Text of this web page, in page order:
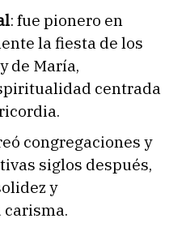
: fue pionero en
la fiesta de los
de María,
centrada
congregaciones y
siglos después,
y
carisma.